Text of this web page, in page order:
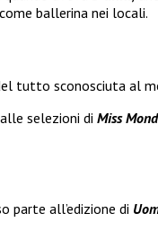
ballerina nei locali.
tutto sconosciuta al
selezioni di Miss
parte all’edizione di